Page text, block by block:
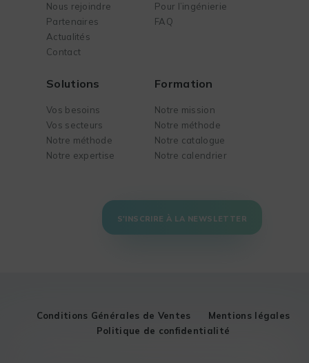
Nous rejoindre
Partenaires
Actualités
Contact
Pour l’ingénierie
FAQ
Solutions
Vos besoins
Vos secteurs
Notre méthode
Notre expertise
Formation
Notre mission
Notre méthode
Notre catalogue
Notre calendrier
S'INSCRIRE À LA NEWSLETTER
Conditions Générales de Ventes
Mentions légales
Politique de confidentialité